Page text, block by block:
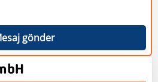
gönder